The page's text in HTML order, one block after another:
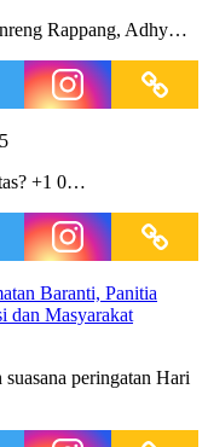
Rappang, Adhy…
+1 0…
Baranti, Panitia
dan Masyarakat
peringatan Hari